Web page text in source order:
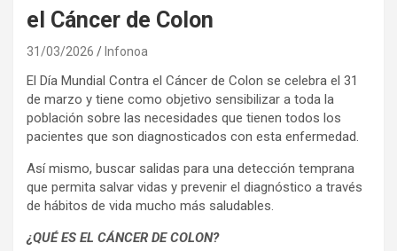
el Cáncer de Colon
31/03/2026 Infonoa
El Día Mundial Contra el Cáncer de Colon se celebra el 31
de marzo y tiene como objetivo sensibilizar a toda la
población sobre las necesidades que tienen todos los
pacientes que son diagnosticados con esta enfermedad.
Así mismo, buscar salidas para una detección temprana
que permita salvar vidas y prevenir el diagnóstico a través
de hábitos de vida mucho más saludables.
¿QUÉ ES EL CÁNCER DE COLON?